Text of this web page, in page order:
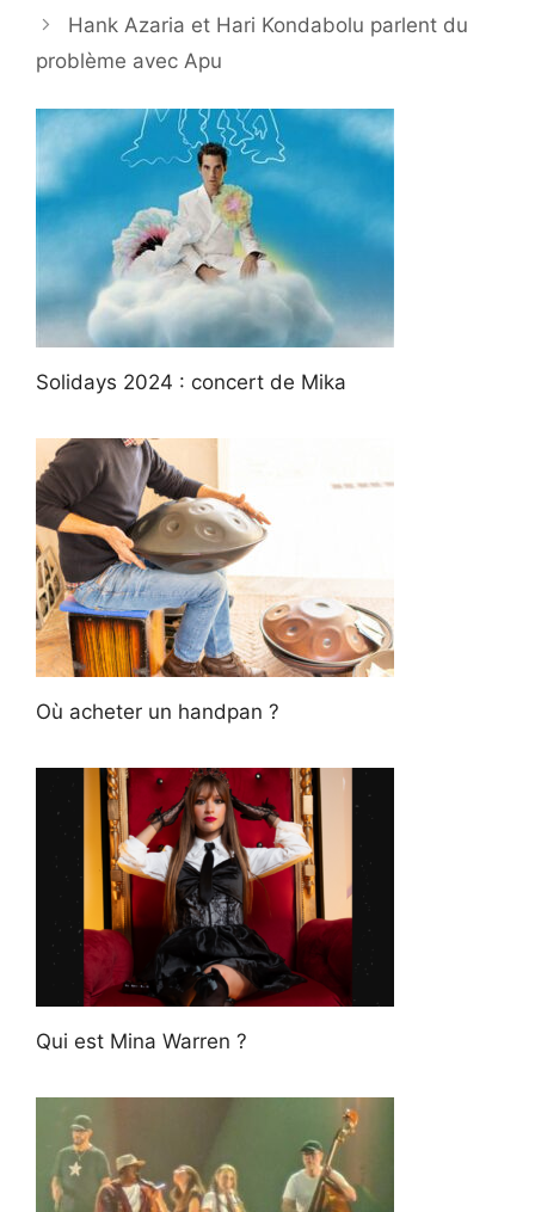
Hank Azaria et Hari Kondabolu parlent du
problème avec Apu
Solidays 2024 : concert de Mika
Où acheter un handpan ?
Qui est Mina Warren ?